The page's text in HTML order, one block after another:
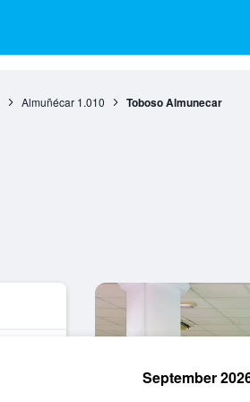
Almuñécar 1.010 Toboso Almunecar
September